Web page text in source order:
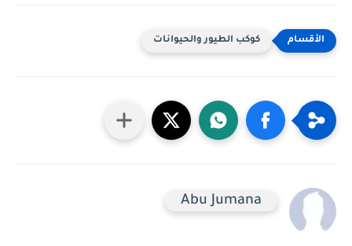
كوكب الطيور والحيوانات
Abu Jumana